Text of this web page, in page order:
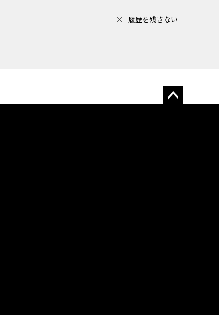
履歴を残さない